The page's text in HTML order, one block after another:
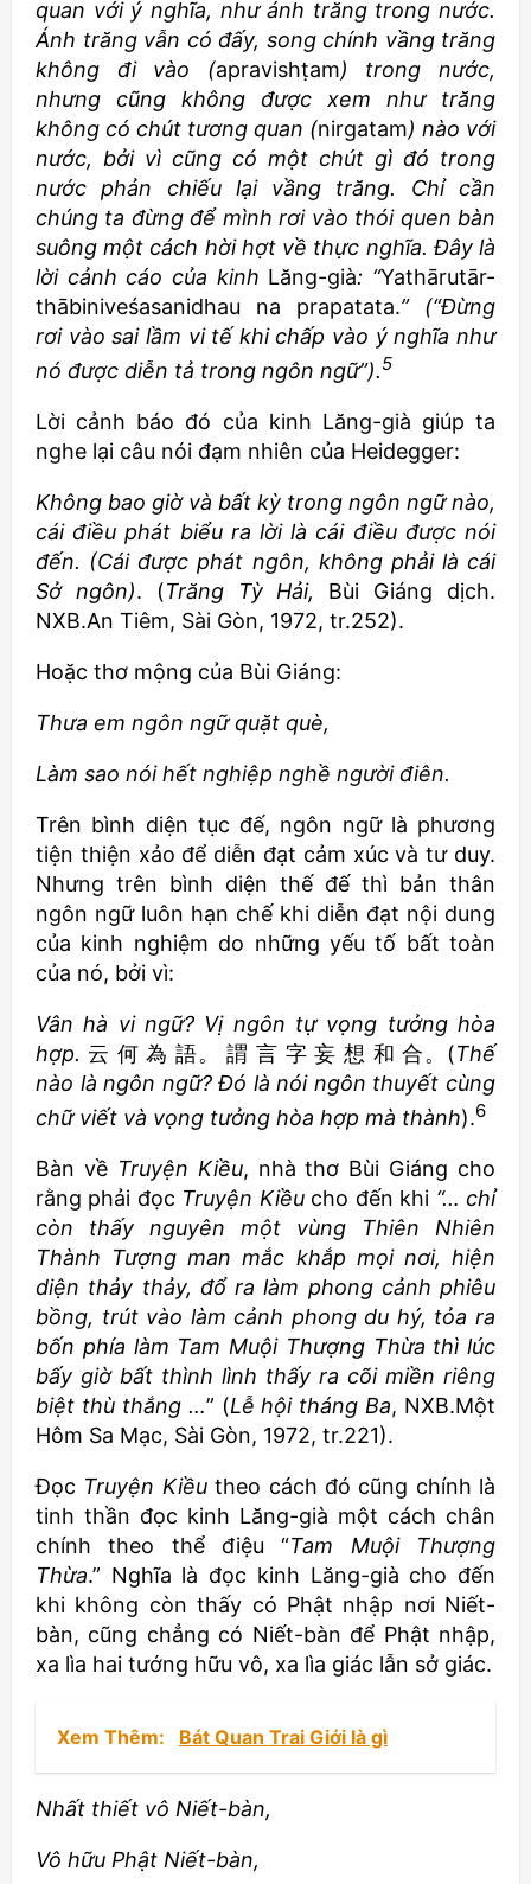
quan với ý nghĩa, như ánh trăng trong nước.
Ánh trăng vẫn có đấy, song chính vầng trăng
không đi vào (apravishṭam) trong nước,
nhưng cũng không được xem như trăng
không có chút tương quan (nirgatam) nào với
nước, bởi vì cũng có một chút gì đó trong
nước phản chiếu lại vầng trăng. Chỉ cần
chúng ta đừng để mình rơi vào thói quen bàn
suông một cách hời hợt về thực nghĩa. Ðây là
lời cảnh cáo của kinh Lăng-già: “Yathārutār-
thābiniveśasanidhau na prapatata.” (“Đừng
rơi vào sai lầm vi tế khi chấp vào ý nghĩa như
nó được diễn tả trong ngôn ngữ”).5
Lời cảnh báo đó của kinh Lăng-già giúp ta
nghe lại câu nói đạm nhiên của Heidegger:
Không bao giờ và bất kỳ trong ngôn ngữ nào,
cái điều phát biểu ra lời là cái điều được nói
đến. (Cái được phát ngôn, không phải là cái
Sở ngôn). (Trăng Tỳ Hải,
Bùi Giáng dịch.
NXB.An Tiêm, Sài Gòn, 1972, tr.252).
Hoặc thơ mộng của Bùi Giáng:
Thưa em ngôn ngữ quặt què,
Làm sao nói hết nghiệp nghề người điên.
Trên bình diện tục đế, ngôn ngữ là phương
tiện thiện xảo để diễn đạt cảm xúc và tư duy.
Nhưng trên bình diện thế đế thì bản thân
ngôn ngữ luôn hạn chế khi diễn đạt nội dung
của kinh nghiệm do những yếu tố bất toàn
của nó, bởi vì:
Vân hà vi ngữ? Vị ngôn tự vọng tưởng hòa
hợp. 云 何 為 語。 謂 言 字 妄 想 和 合。(Thế
nào là ngôn ngữ? Đó là nói ngôn thuyết cùng
chữ viết và vọng tưởng hòa hợp mà thành).6
Bàn về Truyện Kiều, nhà thơ Bùi Giáng cho
rằng phải đọc Truyện Kiềucho đến khi “… chỉ
còn thấy nguyên một vùng Thiên Nhiên
Thành Tượng man mắc khắp mọi nơi, hiện
diện thảy thảy, đổ ra làm phong cảnh phiêu
bồng, trút vào làm cảnh phong du hý, tỏa ra
bốn phía làm Tam Muội Thượng Thừa thì lúc
bấy giờ bất thình lình thấy ra cõi miền riêng
biệt thù thắng …” (Lễ hội tháng Ba, NXB.Một
Hôm Sa Mạc, Sài Gòn, 1972, tr.221).
Đọc Truyện Kiềutheo cách đó cũng chính là
tinh thần đọc kinh Lăng-già một cách chân
chính theo thể điệu “Tam Muội Thượng
Thừa.” Nghĩa là đọc kinh Lăng-già cho đến
khi không còn thấy có Phật nhập nơi Niết-
bàn, cũng chẳng có Niết-bàn để Phật nhập,
xa lìa hai tướng hữu vô, xa lìa giác lẫn sở giác.
Xem Thêm: Bát Quan Trai Giới là gì
Nhất thiết vô Niết-bàn,
Vô hữu Phật Niết-bàn,